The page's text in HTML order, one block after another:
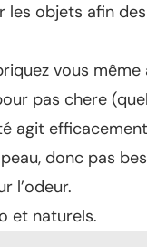
les objets afin
vous même
pas chere
agit efficacement
donc pas
l’odeur.
et naturels.